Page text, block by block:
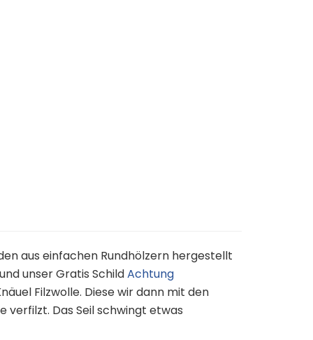
aus einfachen Rundhölzern hergestellt
und unser Gratis SchildAchtung
Filzwolle. Diese wir dann mit den
verfilzt. Das Seil schwingt etwas